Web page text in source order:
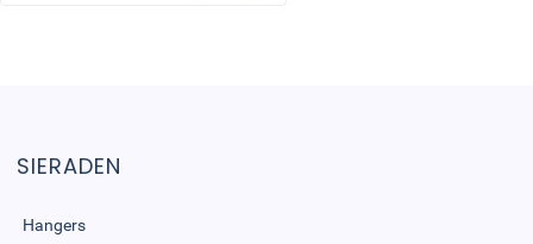
SIERADEN
Hangers